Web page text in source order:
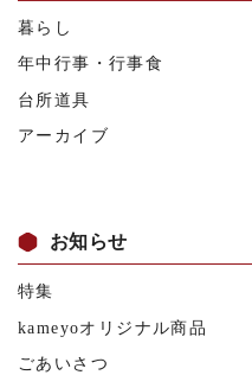
暮らし
年中行事・行事食
台所道具
アーカイブ
お知らせ
特集
kameyoオリジナル商品
ごあいさつ